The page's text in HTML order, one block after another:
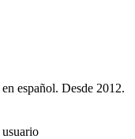
español. Desde 2012.